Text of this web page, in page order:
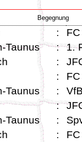
Begegnung
:
Taunus : 1.
:
:
Taunus :
:
Taunus :
: